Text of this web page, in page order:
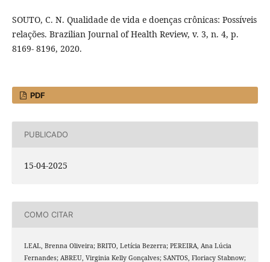
SOUTO, C. N. Qualidade de vida e doenças crônicas: Possíveis
relações. Brazilian Journal of Health Review, v. 3, n. 4, p.
8169- 8196, 2020.
PDF
PUBLICADO
15-04-2025
COMO CITAR
LEAL, Brenna Oliveira; BRITO, Letícia Bezerra; PEREIRA, Ana Lúcia
Fernandes; ABREU, Virginia Kelly Gonçalves; SANTOS, Floriacy Stabnow;